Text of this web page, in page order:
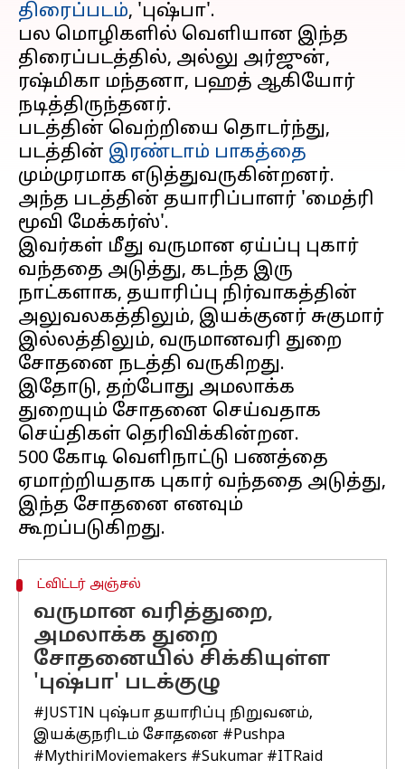
திரைப்படம், 'புஷ்பா'.
பல மொழிகளில் வெளியான இந்த
திரைப்படத்தில், அல்லு அர்ஜுன்,
ரஷ்மிகா மந்தனா, பஹத் ஆகியோர்
நடித்திருந்தனர்.
படத்தின் வெற்றியை தொடர்ந்து,
படத்தின் இரண்டாம் பாகத்தை
மும்முரமாக எடுத்துவருகின்றனர்.
அந்த படத்தின் தயாரிப்பாளர் 'மைத்ரி
மூவி மேக்கர்ஸ்'.
இவர்கள் மீது வருமான ஏய்ப்பு புகார்
வந்ததை அடுத்து, கடந்த இரு
நாட்களாக, தயாரிப்பு நிர்வாகத்தின்
அலுவலகத்திலும், இயக்குனர் சுகுமார்
இல்லத்திலும், வருமானவரி துறை
சோதனை நடத்தி வருகிறது.
இதோடு, தற்போது அமலாக்க
துறையும் சோதனை செய்வதாக
செய்திகள் தெரிவிக்கின்றன.
500 கோடி வெளிநாட்டு பணத்தை
ஏமாற்றியதாக புகார் வந்ததை அடுத்து,
இந்த சோதனை எனவும்
ட்விட்டர் அஞ்சல்
வருமான வரித்துறை,
அமலாக்க துறை
சோதனையில் சிக்கியுள்ள
'புஷ்பா' படக்குழு
#JUSTIN புஷ்பா தயாரிப்பு நிறுவனம்,
இயக்குநரிடம் சோதனை #Pushpa
#MythiriMoviemakers #Sukumar #ITRaid